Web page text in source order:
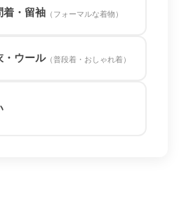
着・留袖 （フォーマルな着物）
・ウール（普段着・おしゃれ着）